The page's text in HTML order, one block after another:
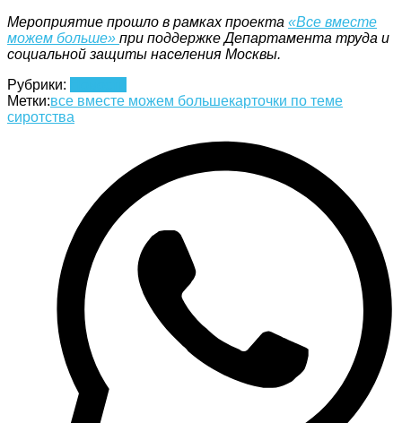
Мероприятие прошло в рамках проекта «Все вместе
можем больше» при поддержке Департа​​мента труда и
социальной защиты населения Москвы.
Рубрики:
Метки:все вместе можем большекарточки по теме
сиротства